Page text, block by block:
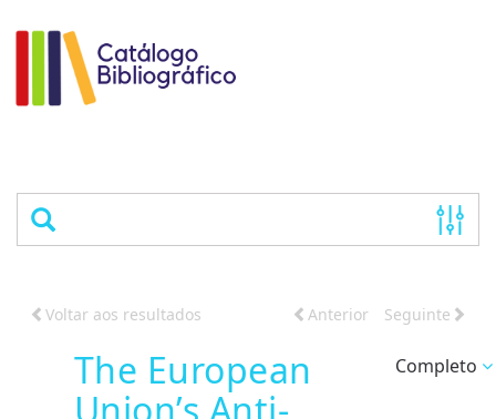
Voltar aos resultados Anterior Seguinte
The European
Completo